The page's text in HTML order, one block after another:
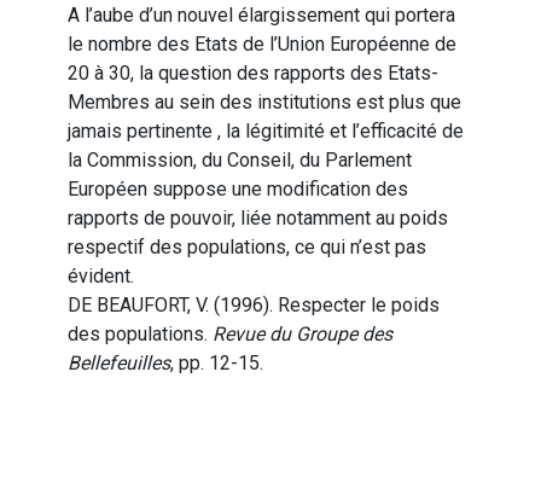
A l’aube d’un nouvel élargissement qui portera
le nombre des Etats de l’Union Européenne de
20 à 30, la question des rapports des Etats-
Membres au sein des institutions est plus que
jamais pertinente , la légitimité et l’efficacité de
la Commission, du Conseil, du Parlement
Européen suppose une modification des
rapports de pouvoir, liée notamment au poids
respectif des populations, ce qui n’est pas
évident.
DE BEAUFORT, V. (1996). Respecter le poids
des populations. Revue du Groupe des
Bellefeuilles, pp. 12-15.